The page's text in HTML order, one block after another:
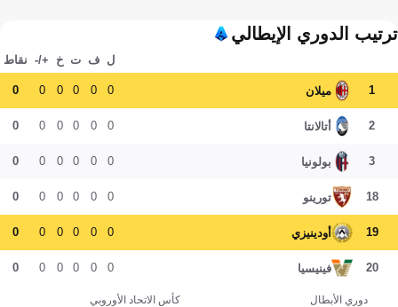
ترتيب الدوري الإيطالي
ل ف ت خ +/- نقاط
1 ميلان 0
0
0
0
0
0
2 أتالانتا 0
0
0
0
0
0
3 بولونيا 0
0
0
0
0
0
18 تورينو 0
0
0
0
0
0
19 أودينيزي 0
0
0
0
0
0
20 فينيسيا 0
0
0
0
0
0
دوري الأبطال كأس الاتحاد الأوروبي